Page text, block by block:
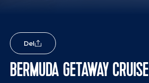
Del
BERMUDA GETAWAY CRUISE